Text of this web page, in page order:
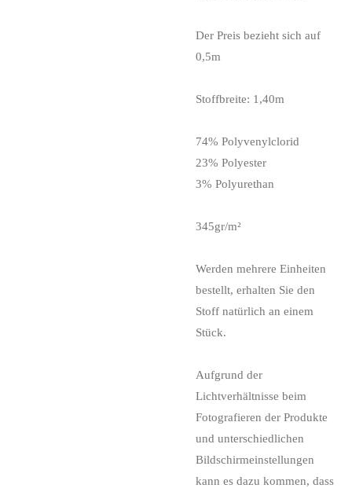
Der Preis bezieht sich auf
0,5m
Stoffbreite: 1,40m
74% Polyvenylclorid
23% Polyester
3% Polyurethan
345gr/m²
Werden mehrere Einheiten
bestellt, erhalten Sie den
Stoff natürlich an einem
Stück.
Aufgrund der
Lichtverhältnisse beim
Fotografieren der Produkte
und unterschiedlichen
Bildschirmeinstellungen
kann es dazu kommen, dass